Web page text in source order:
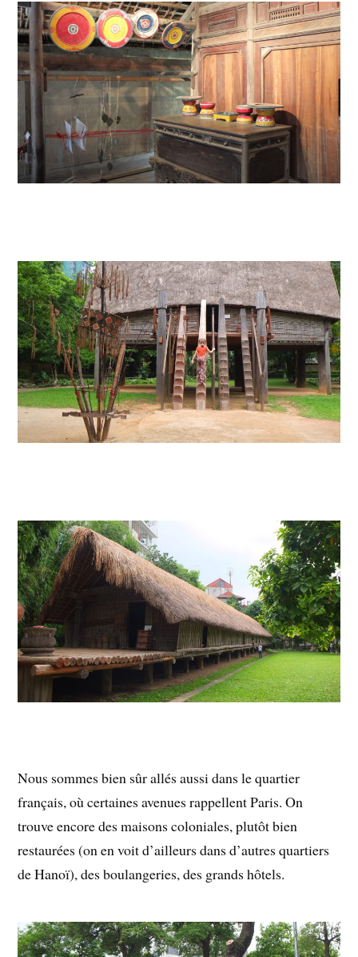
Nous sommes bien sûr allés aussi dans le quartier
français, où certaines avenues rappellent Paris. On
trouve encore des maisons coloniales, plutôt bien
restaurées (on en voit d’ailleurs dans d’autres quartiers
de Hanoï), des boulangeries, des grands hôtels.